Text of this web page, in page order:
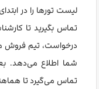
تماس بگیرید تا
درخواست، تیم فروش
شما اطلاع می‌دهد.
تماس می‌گیرد تا